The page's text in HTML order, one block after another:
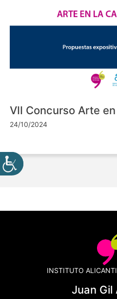
VII Concurso Arte
24/10/2024
INSTITUTO
Juan Gil